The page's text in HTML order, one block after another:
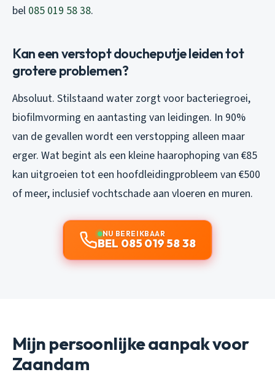
bel 085 019 58 38.
Kan een verstopt doucheputje leiden tot
grotere problemen?
Absoluut. Stilstaand water zorgt voor bacteriegroei,
biofilmvorming en aantasting van leidingen. In 90%
van de gevallen wordt een verstopping alleen maar
erger. Wat begint als een kleine haarophoping van €85
kan uitgroeien tot een hoofdleidingprobleem van €500
of meer, inclusief vochtschade aan vloeren en muren.
NU BEREIKBAAR
BEL 085 019 58 38
Mijn persoonlijke aanpak voor
Zaandam